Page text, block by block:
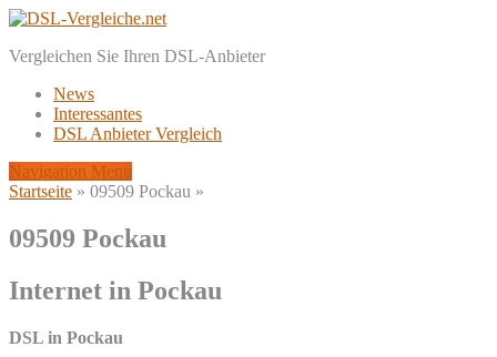
Vergleichen Sie Ihren DSL-Anbieter
News
Interessantes
DSL Anbieter Vergleich
Navigation Menu
Startseite » 09509 Pockau »
09509 Pockau
Internet in Pockau
DSL in Pockau